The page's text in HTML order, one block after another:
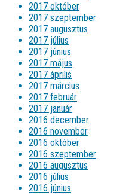
2017 október
2017 szeptember
2017 augusztus
2017 július
2017 június
2017 május
2017 április
2017 március
2017 február
2017 január
2016 december
2016 november
2016 október
2016 szeptember
2016 augusztus
2016 július
2016 június